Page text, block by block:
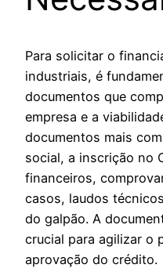
Para solicitar o
industriais, é
documentos que
empresa e a
documentos mais
social, a inscrição no
financeiros,
casos, laudos
do galpão. A
crucial para agilizar o
aprovação do crédito.